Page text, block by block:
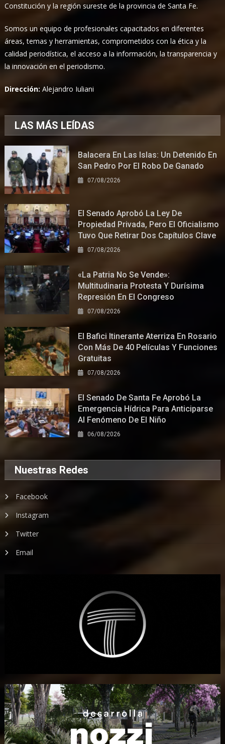
Constitución y la región sureste de la provincia de Santa Fe.
Somos un equipo de profesionales capacitados en diferentes
áreas, temas y herramientas, comprometidos con la ética y la
calidad periodística, el acceso a la información, la transparencia y
la innovación en el periodismo.
Dirección:Alejandro Iuliani
LAS MÁS LEÍDAS
Balacera En Las Islas: Un Detenido En
San Pedro Por El Robo De Ganado
07/08/2026
El Senado Aprobó La Ley De
Propiedad Privada, Pero El Oficialismo
Tuvo Que Retirar Dos Capítulos Clave
07/08/2026
«La Patria No Se Vende»:
Multitudinaria Protesta Y Durísima
Represión En El Congreso
07/08/2026
El Bafici Itinerante Aterriza En Rosario
Con Más De 40 Películas Y Funciones
Gratuitas
07/08/2026
El Senado De Santa Fe Aprobó La
Emergencia Hídrica Para Anticiparse
Al Fenómeno De El Niño
06/08/2026
Nuestras Redes
Facebook
Instagram
Twitter
Email